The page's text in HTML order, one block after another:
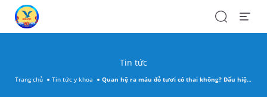
SearchOpen
Tin tức
Trang chủ Tin tức y khoa Quan hệ ra máu đỏ tươi có thai không​? Dấu hiệu mang thai hay vấn đề sức khỏe?